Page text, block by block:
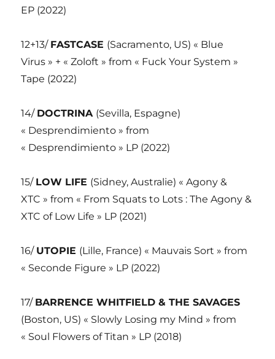
EP (2022)
12+13/ FASTCASE (Sacramento, US) « Blue
Virus » + « Zoloft » from « Fuck Your System »
Tape (2022)
14/ DOCTRINA (Sevilla, Espagne)
« Desprendimiento » from
« Desprendimiento » LP (2022)
15/ LOW LIFE (Sidney, Australie) « Agony &
XTC » from « From Squats to Lots : The Agony &
XTC of Low Life » LP (2021)
16/ UTOPIE (Lille, France) « Mauvais Sort » from
« Seconde Figure » LP (2022)
17/ BARRENCE WHITFIELD & THE SAVAGES
(Boston, US) « Slowly Losing my Mind » from
« Soul Flowers of Titan » LP (2018)